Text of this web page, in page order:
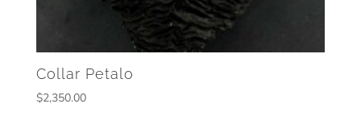
Collar Petalo
$2,350.00